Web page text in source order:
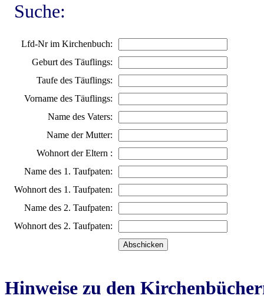
Suche:
Lfd-Nr im Kirchenbuch:
Geburt des Täuflings:
Taufe des Täuflings:
Vorname des Täuflings:
Name des Vaters:
Name der Mutter:
Wohnort der Eltern :
Name des 1. Taufpaten:
Wohnort des 1. Taufpaten:
Name des 2. Taufpaten:
Wohnort des 2. Taufpaten:
Hinweise zu den